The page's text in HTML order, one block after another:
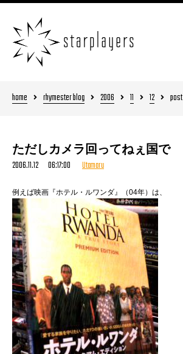
home rhymester blog 2006 11 12 post
ただしカメラ回ってねぇ国で
2006.11.12 06:17:00 Utamaru
例えば映画『ホテル・ルワンダ』（04年）は、